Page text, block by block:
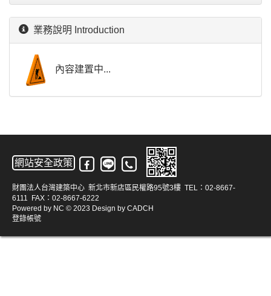
業務說明 Introduction
內容建置中...
網站安全政策
財團法人台灣建築中心 新北市新店區民權路95號3樓 TEL：02-8667-
6111 FAX：02-8667-6222
Powered by NC © 2023 Design by CADCH
登錄帳號